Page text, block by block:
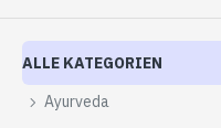
ALLE KATEGORIEN
Ayurveda